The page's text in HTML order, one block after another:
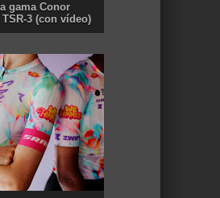
gama Conor
TSR-3 (con vídeo)